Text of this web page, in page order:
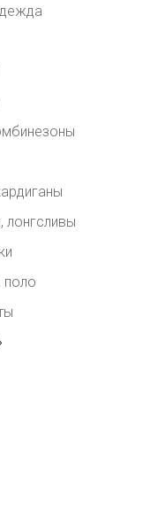
лонгсливы
поло